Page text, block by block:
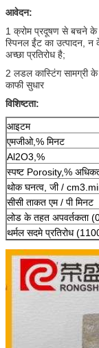
आवेदन:
1 क्रोम प्रदूषण से बचने के
स्पिनल ईंट का उत्पादन,
अच्छा प्रतिरोध है;
2 लडल कास्टिंग सामग्री
काफी सुधार
विशिष्टता:
आइटम
एमजीओ,% मिनट
Al2O3,%
स्पष्ट Porosity,%
थोक घनत्व, जी /
सीसी ताकत एम / पी मिनट
लोड के तहत अपवर्तकता
थर्मल सदमे प्रतिरोध